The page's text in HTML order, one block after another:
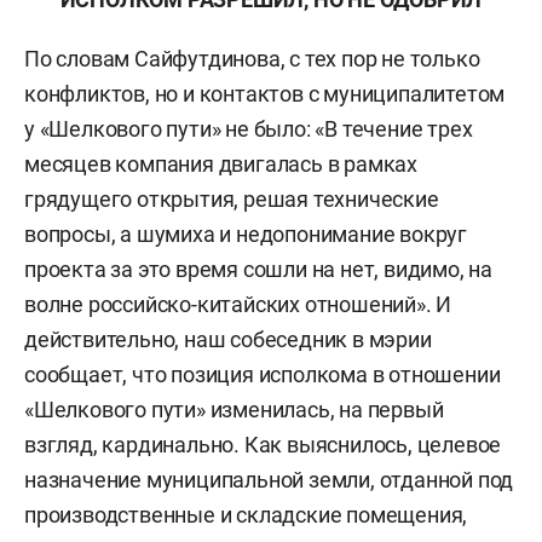
По словам Сайфутдинова, с тех пор не только
конфликтов, но и контактов с муниципалитетом
у «Шелкового пути» не было: «В течение трех
месяцев компания двигалась в рамках
грядущего открытия, решая технические
вопросы, а шумиха и недопонимание вокруг
проекта за это время сошли на нет, видимо, на
волне российско-китайских отношений». И
действительно, наш собеседник в мэрии
сообщает, что позиция исполкома в отношении
«Шелкового пути» изменилась, на первый
взгляд, кардинально. Как выяснилось, целевое
назначение муниципальной земли, отданной под
производственные и складские помещения,